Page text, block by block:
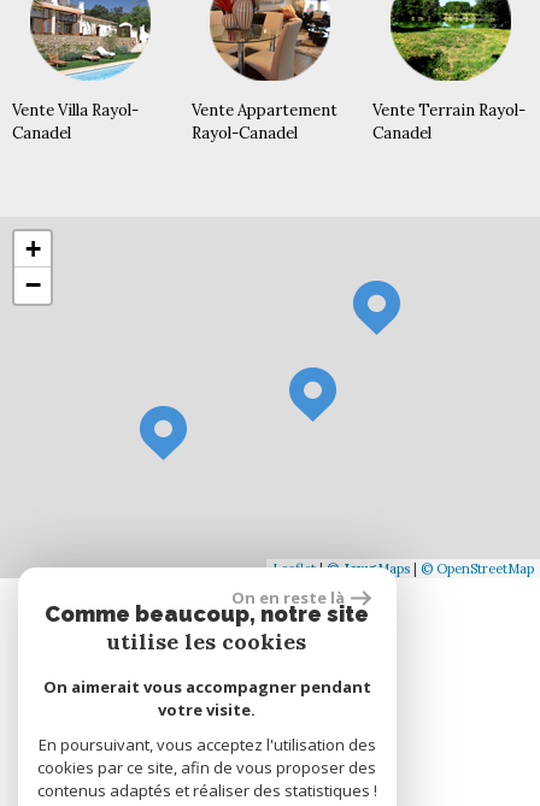
Vente Villa Rayol-
Canadel
Vente Appartement
Rayol-Canadel
Vente Terrain Rayol-
Canadel
+
−
Leaflet|©JawgMaps © OpenStreetMap
Se connecter
Espace propriétaire
réalisé par
On en reste là
Comme beaucoup, notre site
utilise les cookies
On aimerait vous accompagner pendant
votre visite.
En poursuivant, vous acceptez l'utilisation des
cookies par ce site, afin de vous proposer des
contenus adaptés et réaliser des statistiques !